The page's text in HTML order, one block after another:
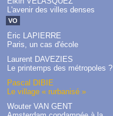
L'avenir des villes denses
VO
Éric LAPIERRE
Paris, un cas d'école
Laurent DAVEZIES
Le printemps des métropoles ?
Pascal DIBIE
Le village « rurbanisé »
Wouter VAN GENT